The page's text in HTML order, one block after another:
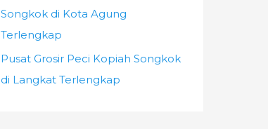
Songkok di Kota Agung
Terlengkap
Pusat Grosir Peci Kopiah Songkok
di Langkat Terlengkap